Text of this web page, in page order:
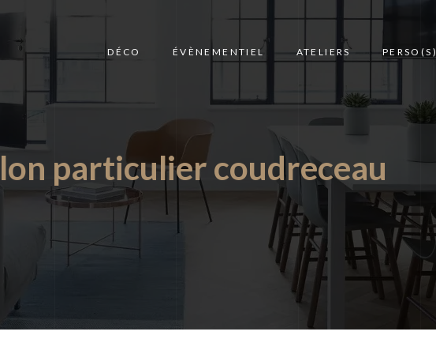
DÉCO ÉVÈNEMENTIEL ATELIERS PERSO(S)
particulier coudreceau